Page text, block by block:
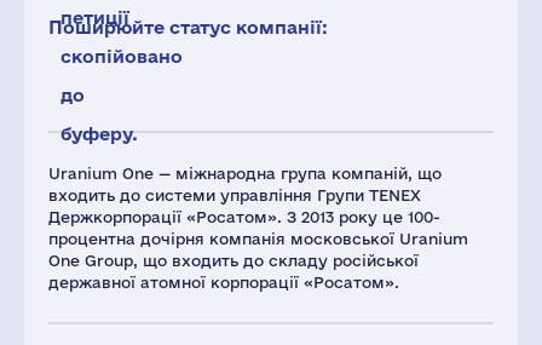
Uranium One — міжнародна група компаній, що
входить до системи управління Групи TENEX
Держкорпорації «Росатом». З 2013 року це 100-
процентна дочірня компанія московської Uranium
One Group, що входить до складу російської
державної атомної корпорації «Росатом».
петиції
скопійовано
до
буферу.
Поширюйте статус компанії: